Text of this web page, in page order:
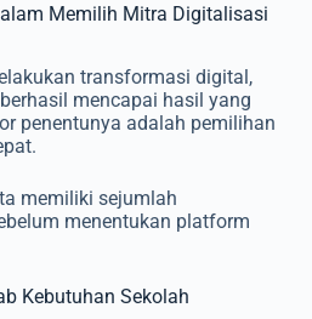
Memilih Mitra Digitalisasi
transformasi digital,
mencapai hasil yang
penentunya adalah pemilihan
memiliki sejumlah
menentukan platform
Kebutuhan Sekolah